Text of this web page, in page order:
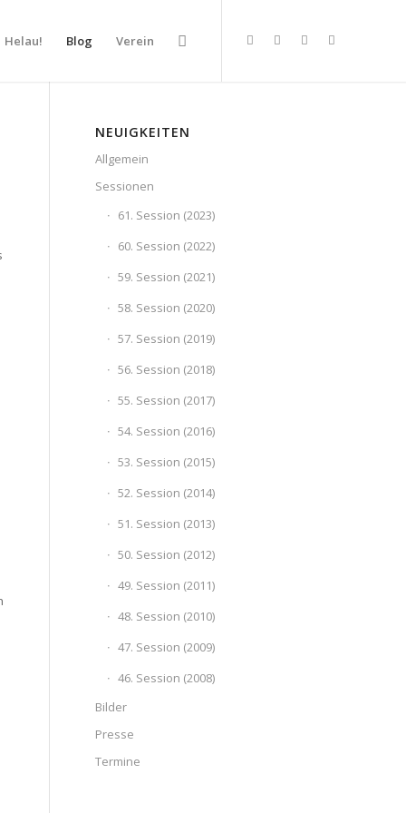
Helau! Blog Verein
NEUIGKEITEN
Allgemein
Sessionen
61. Session (2023)
60. Session (2022)
59. Session (2021)
58. Session (2020)
57. Session (2019)
56. Session (2018)
55. Session (2017)
54. Session (2016)
53. Session (2015)
52. Session (2014)
51. Session (2013)
50. Session (2012)
49. Session (2011)
48. Session (2010)
47. Session (2009)
46. Session (2008)
Bilder
Presse
Termine